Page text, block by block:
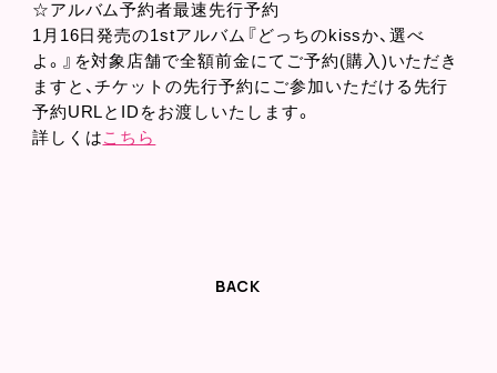
☆アルバム予約者最速先行予約
1月16日発売の1stアルバム『どっちのkissか、選べ
よ。』を対象店舗で全額前金にてご予約(購入)いただき
ますと、チケットの先行予約にご参加いただける先行
予約URLとIDをお渡しいたします。
詳しくはこちら
BACK